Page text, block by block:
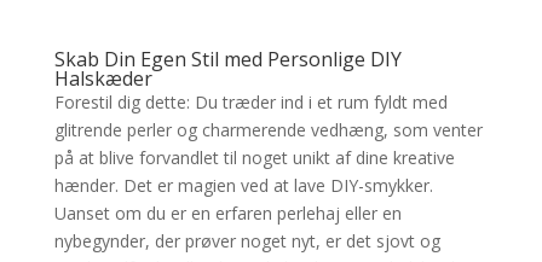
Skab Din Egen Stil med Personlige DIY
Halskæder
Forestil dig dette: Du træder ind i et rum fyldt med
glitrende perler og charmerende vedhæng, som venter
på at blive forvandlet til noget unikt af dine kreative
hænder. Det er magien ved at lave DIY-smykker.
Uanset om du er en erfaren perlehaj eller en
nybegynder, der prøver noget nyt, er det sjovt og